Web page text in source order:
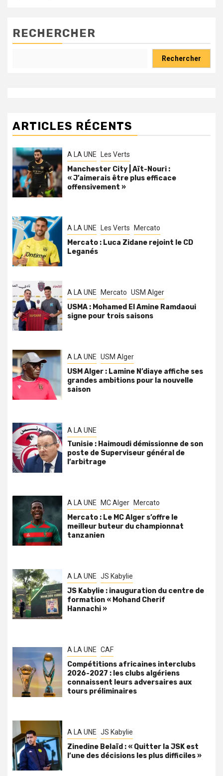
RECHERCHER
Rechercher
ARTICLES RÉCENTS
A LA UNE Les Verts
Manchester City | Aït-Nouri :
« J’aimerais être plus efficace
offensivement »
A LA UNE Les Verts Mercato
Mercato : Luca Zidane rejoint le CD
Leganés
A LA UNE Mercato USM Alger
USMA : Mohamed El Amine Ramdaoui
signe pour trois saisons
A LA UNE USM Alger
USM Alger : Lamine N’diaye affiche ses
grandes ambitions pour la nouvelle
saison
A LA UNE
Tunisie : Haimoudi démissionne de son
poste de Superviseur général de
l’arbitrage
A LA UNE MC Alger Mercato
Mercato : Le MC Alger s’offre le
meilleur buteur du championnat
tanzanien
A LA UNE JS Kabylie
JS Kabylie : inauguration du centre de
formation « Mohand Cherif
Hannachi »
A LA UNE CAF
Compétitions africaines interclubs
2026-2027 : les clubs algériens
connaissent leurs adversaires aux
tours préliminaires
A LA UNE JS Kabylie
Zinedine Belaïd : « Quitter la JSK est
l’une des décisions les plus difficiles »